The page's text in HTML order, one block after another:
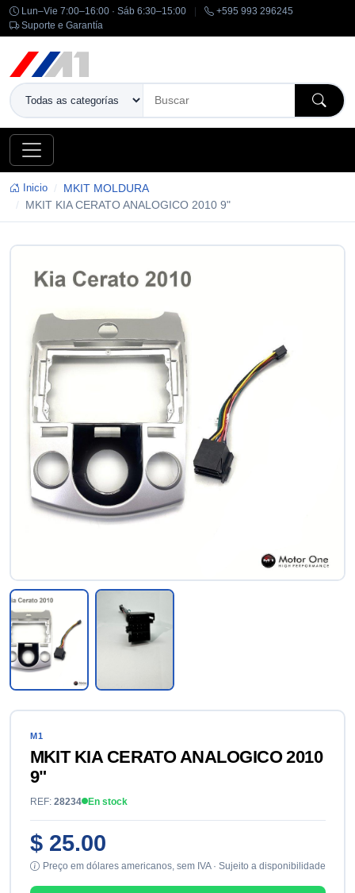
Lun–Vie 7:00–16:00 · Sáb 6:30–15:00
+595 993 296245
Suporte e Garantía
Inicio
MKIT MOLDURA
MKIT KIA CERATO ANALOGICO 2010 9"
M1
MKIT KIA CERATO ANALOGICO 2010
9"
REF: 28234 En stock
$ 25.00
Preço em dólares americanos, sem IVA · Sujeito a disponibilidade